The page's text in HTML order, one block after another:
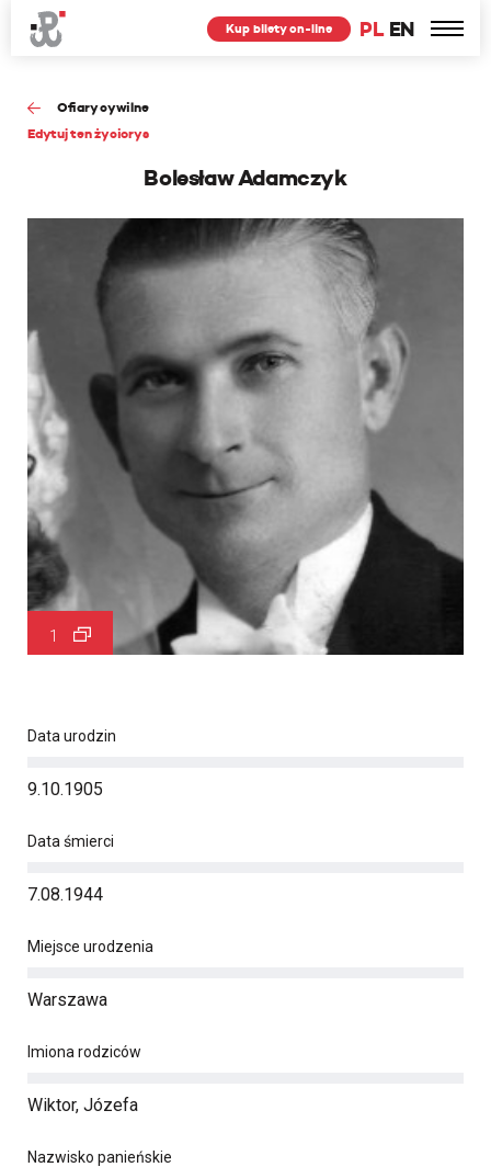
PL EN
Kup bilety on-line
Ofiary cywilne
Edytuj ten życiorys
Bolesław Adamczyk
1
Data urodzin
9.10.1905
Data śmierci
7.08.1944
Miejsce urodzenia
Warszawa
Imiona rodziców
Wiktor, Józefa
Nazwisko panieńskie